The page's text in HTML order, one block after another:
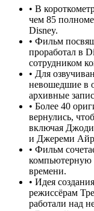
• В
чем 85
Disney.
• Фильм
проработал в
сотрудником
• Для
невошедшие в
архивные
• Более 40
вернулись,
включая
и Джереми
• Фильм
компьютерную
времени.
• Идея
режиссёрам
работали над